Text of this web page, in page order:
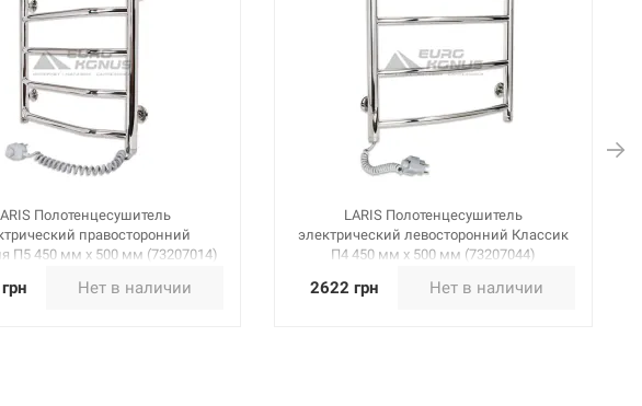
Полотенцесушитель
правосторонний
П5 450 мм х 500 мм (73207014)
Нет в наличии
LARIS Полотенцесушитель
электрический левосторонний Классик
П4 450 мм х 500 мм (73207044)
2622 грн Нет в наличии